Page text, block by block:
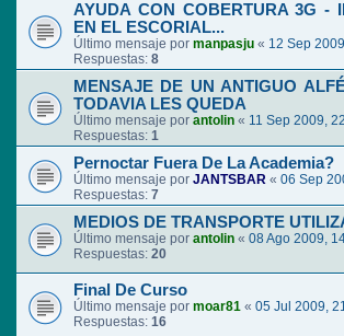
AYUDA CON COBERTURA 3G -
EN EL ESCORIAL...
Último mensaje por manpasju « 12 Sep
Respuestas: 8
MENSAJE DE UN ANTIGUO
TODAVIA LES QUEDA
Último mensaje por antolin « 11 Sep 2009,
Respuestas: 1
Pernoctar Fuera De La Academia?
Último mensaje por JANTSBAR « 06 Sep
Respuestas: 7
MEDIOS DE TRANSPORTE
Último mensaje por antolin « 08 Ago 2009,
Respuestas: 20
Final De Curso
Último mensaje por moar81 « 05 Jul 2009,
Respuestas: 16